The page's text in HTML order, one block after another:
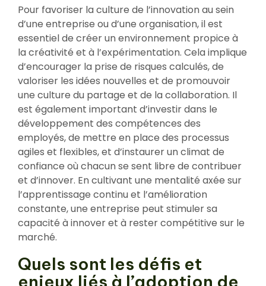
Pour favoriser la culture de l’innovation au sein
d’une entreprise ou d’une organisation, il est
essentiel de créer un environnement propice à
la créativité et à l’expérimentation. Cela implique
d’encourager la prise de risques calculés, de
valoriser les idées nouvelles et de promouvoir
une culture du partage et de la collaboration. Il
est également important d’investir dans le
développement des compétences des
employés, de mettre en place des processus
agiles et flexibles, et d’instaurer un climat de
confiance où chacun se sent libre de contribuer
et d’innover. En cultivant une mentalité axée sur
l’apprentissage continu et l’amélioration
constante, une entreprise peut stimuler sa
capacité à innover et à rester compétitive sur le
marché.
Quels sont les défis et
enjeux liés à l’adoption de